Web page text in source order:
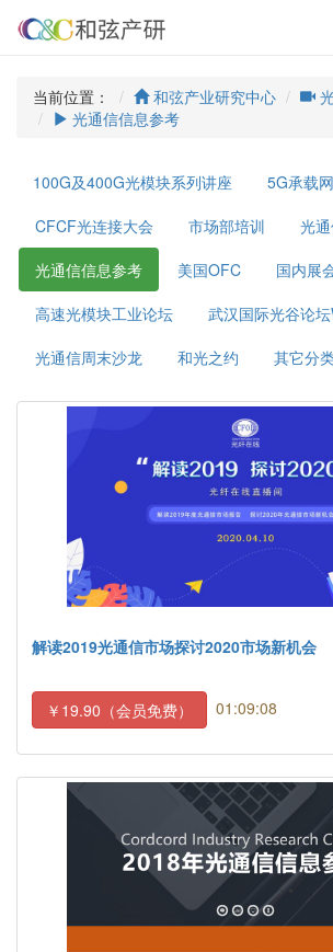
当前位置： 和弦产业研究中心
光通信信息参考
100G及400G光模块系列讲座
5G承载
CFCF光连接大会
市场部培训
光
光通信信息参考
美国OFC
国内展
高速光模块工业论坛
武汉国际光谷论
光通信周末沙龙
和光之约 其它分
解读2019光通信市场探讨2020市场新机会
￥19.90（会员免费） 01:09:08